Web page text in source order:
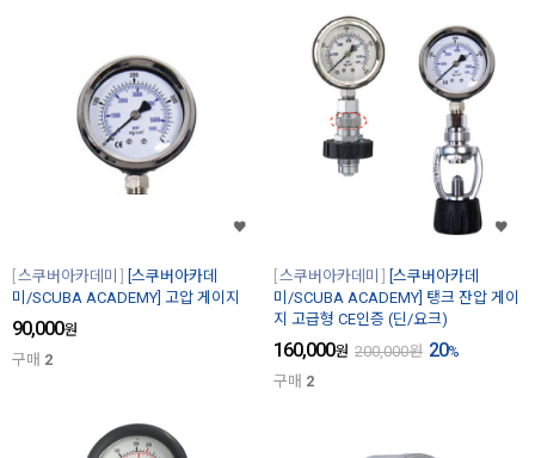
스쿠버아카데미
[스쿠버아카데
미/SCUBA ACADEMY] 고압 게이지
90,000원
구매 2
스쿠버아카데미
[스쿠버아카데
미/SCUBA ACADEMY] 탱크 잔압 게이
지 고급형 CE인증 (딘/요크)
160,000원 200,000원 20%
구매 2